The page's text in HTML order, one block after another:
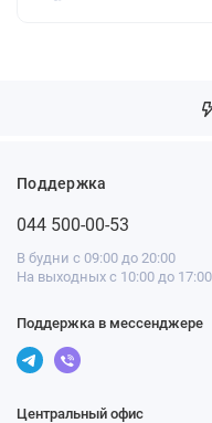
Поддержка
044 500-00-53
В будни с 09:00 до 20:00
На выходных с 10:00 до
Поддержка в мессенджере
Центральный офис